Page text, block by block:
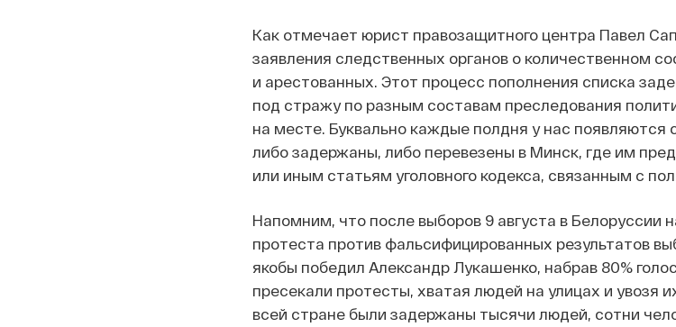
Как отмечает юрист правозащитного центра Павел
заявления следственных органов о количественном
и арестованных. Этот процесс пополнения списка
под стражу по разным составам преследования
на месте. Буквально каждые полдня у нас появляются
либо задержаны, либо перевезены в Минск, где им
или иным статьям уголовного кодекса, связанным с
Напомним, что после выборов 9 августа в Белоруссии
протеста против фальсифицированных результатов
якобы победил Александр Лукашенко, набрав 80%
пресекали протесты, хватая людей на улицах и увозя
всей стране были задержаны тысячи людей, сотни